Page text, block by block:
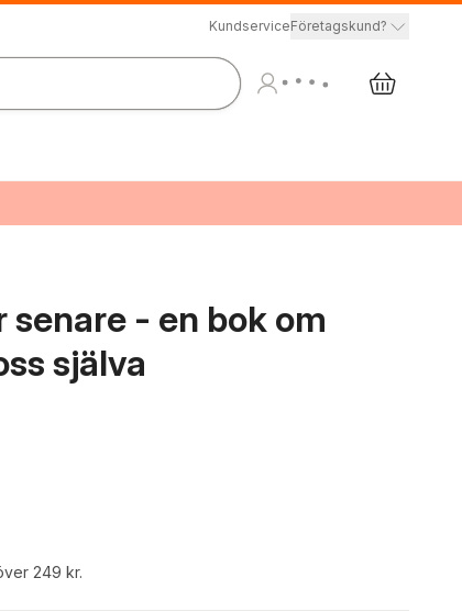
KundserviceFöretagskund?
senare - en bok om
själva
249 kr.